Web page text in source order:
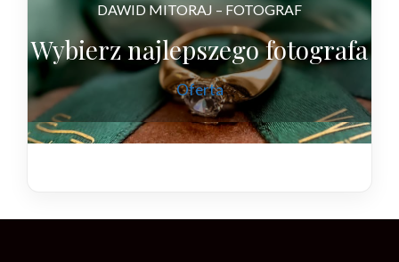
DAWID MITORAJ – FOTOGRAF
Wybierz najlepszego fotografa
Oferta